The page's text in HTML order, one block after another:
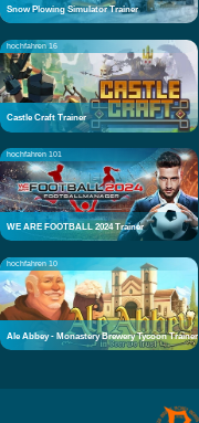
Snow Plowing Simulator Trainer
hochfahren 16
Castle Craft Trainer
hochfahren 101
WE ARE FOOTBALL 2024 Trainer
hochfahren 10
Ale Abbey - Monastery Brewery Tycoon Trainer